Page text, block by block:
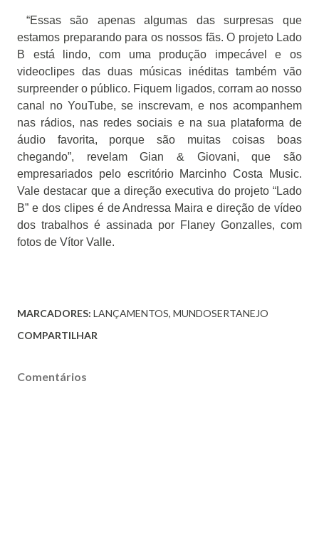
“Essas são apenas algumas das surpresas que
estamos preparando para os nossos fãs. O projeto Lado
B está lindo, com uma produção impecável e os
videoclipes das duas músicas inéditas também vão
surpreender o público. Fiquem ligados, corram ao nosso
canal no YouTube, se inscrevam, e nos acompanhem
nas rádios, nas redes sociais e na sua plataforma de
áudio favorita, porque são muitas coisas boas
chegando”, revelam Gian & Giovani, que são
empresariados pelo escritório Marcinho Costa Music.
Vale destacar que a direção executiva do projeto “Lado
B” e dos clipes é de Andressa Maira e direção de vídeo
dos trabalhos é assinada por Flaney Gonzalles, com
fotos de Vítor Valle.
MARCADORES: LANÇAMENTOS MUNDOSERTANEJO
COMPARTILHAR
Comentários